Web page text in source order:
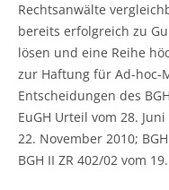
Rechtsanwälte
bereits erfolgreich zu
lösen und eine Reihe
zur Haftung für Ad-hoc-
Entscheidungen des
EuGH Urteil vom 28.
22. November 2010;
BGH II ZR 402/02 vom